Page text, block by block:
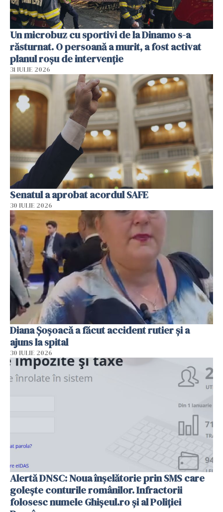
Un microbuz cu sportivi de la Dinamo s-a
răsturnat. O persoană a murit, a fost activat
planul roșu de intervenție
31 IULIE 2026
Senatul a aprobat acordul SAFE
30 IULIE 2026
Diana Șoșoacă a făcut accident rutier și a
ajuns la spital
30 IULIE 2026
Alertă DNSC: Noua înșelătorie prin SMS care
golește conturile românilor. Infractorii
folosesc numele Ghișeul.ro și al Poliției